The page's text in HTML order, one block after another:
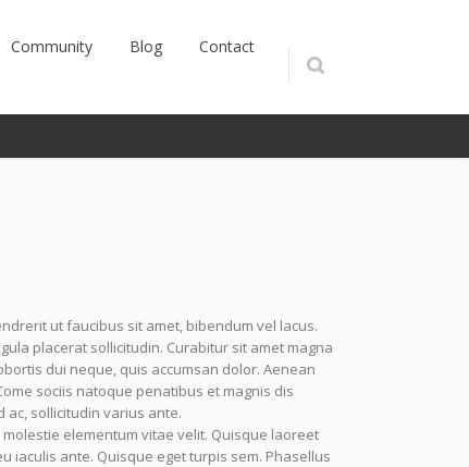
Community Blog Contact
ut faucibus sit amet, bibendum vel lacus.
placerat sollicitudin. Curabitur sit amet magna
dui neque, quis accumsan dolor. Aenean
sociis natoque penatibus et magnis dis
ac, sollicitudin varius ante.
elementum vitae velit. Quisque laoreet
iaculis ante. Quisque eget turpis sem. Phasellus